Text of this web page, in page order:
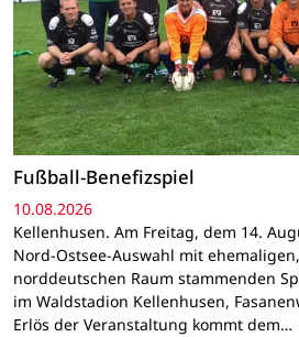
Fußball-Benefizspiel
10.08.2026
Kellenhusen. Am Freitag, dem 14.
Nord-Ostsee-Auswahl mit
norddeutschen Raum stammenden
im Waldstadion Kellenhusen,
Erlös der Veranstaltung kommt dem…